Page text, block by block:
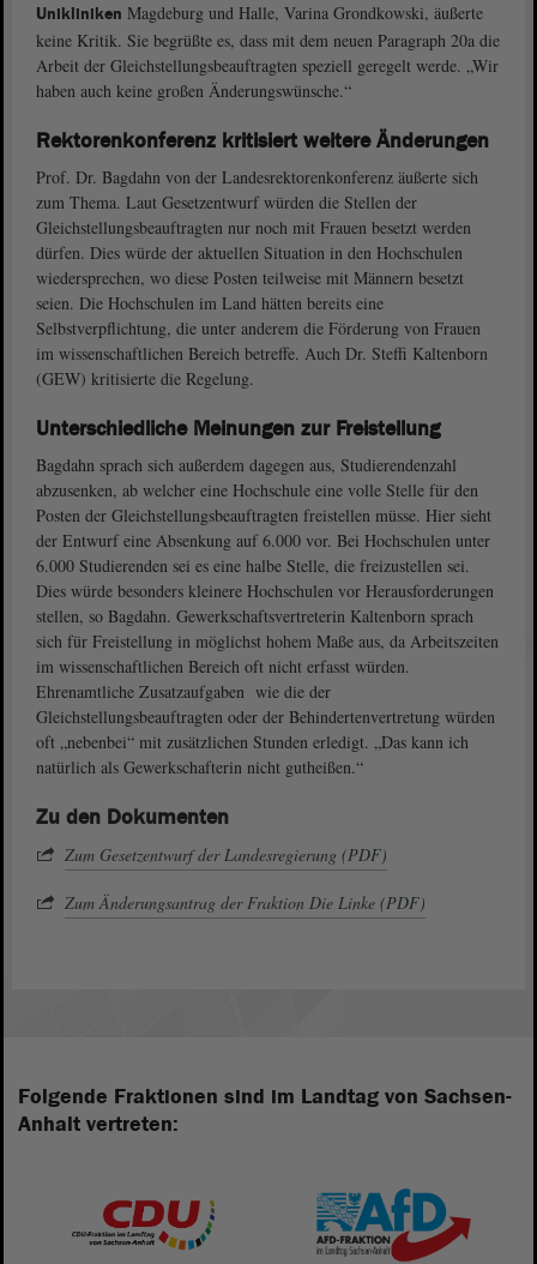
Unikliniken Magdeburg und Halle, Varina Grondkowski, äußerte
keine Kritik. Sie begrüßte es, dass mit dem neuen Paragraph 20a die
Arbeit der Gleichstellungsbeauftragten speziell geregelt werde. „Wir
haben auch keine großen Änderungswünsche.“
Rektorenkonferenz kritisiert weitere Änderungen
Prof. Dr. Bagdahn von der Landesrektorenkonferenz äußerte sich
zum Thema. Laut Gesetzentwurf würden die Stellen der
Gleichstellungsbeauftragten nur noch mit Frauen besetzt werden
dürfen. Dies würde der aktuellen Situation in den Hochschulen
wiedersprechen, wo diese Posten teilweise mit Männern besetzt
seien. Die Hochschulen im Land hätten bereits eine
Selbstverpflichtung, die unter anderem die Förderung von Frauen
im wissenschaftlichen Bereich betreffe. Auch Dr. Steffi Kaltenborn
(GEW) kritisierte die Regelung.
Unterschiedliche Meinungen zur Freistellung
Bagdahn sprach sich außerdem dagegen aus, Studierendenzahl
abzusenken, ab welcher eine Hochschule eine volle Stelle für den
Posten der Gleichstellungsbeauftragten freistellen müsse. Hier sieht
der Entwurf eine Absenkung auf 6.000 vor. Bei Hochschulen unter
6.000 Studierenden sei es eine halbe Stelle, die freizustellen sei.
Dies würde besonders kleinere Hochschulen vor Herausforderungen
stellen, so Bagdahn. Gewerkschaftsvertreterin Kaltenborn sprach
sich für Freistellung in möglichst hohem Maße aus, da Arbeitszeiten
im wissenschaftlichen Bereich oft nicht erfasst würden.
Ehrenamtliche Zusatzaufgaben wie die der
Gleichstellungsbeauftragten oder der Behindertenvertretung würden
oft „nebenbei“ mit zusätzlichen Stunden erledigt. „Das kann ich
natürlich als Gewerkschafterin nicht gutheißen.“
Zu den Dokumenten
Zum Gesetzentwurf der Landesregierung (PDF)
Zum Änderungsantrag der Fraktion Die Linke (PDF)
Folgende Fraktionen sind im Landtag von Sachsen-
Anhalt vertreten: